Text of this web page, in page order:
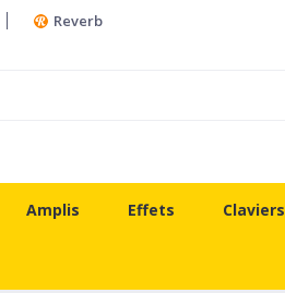
Reverb
Amplis Effets Claviers